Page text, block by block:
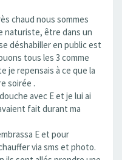
chaud nous sommes
naturiste, être dans un
déshabiller en public est
tous les 3 comme
je repensais à ce que la
soirée .
avec E et je lui ai
fait durant ma
E et pour
via sms et photo.